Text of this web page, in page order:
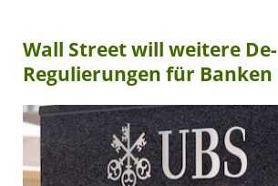
Wall Street will weitere De-
Regulierungen für Banken